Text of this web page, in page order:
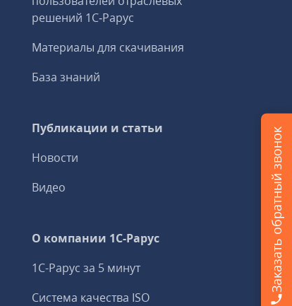
решений 1С‑Рарус
Материалы для скачивания
База знаний
Публикации и статьи
Новости
Видео
О компании 1C-Рарус
1С-Рарус за 5 минут
Система качества ISO
Заказать обратный звонок